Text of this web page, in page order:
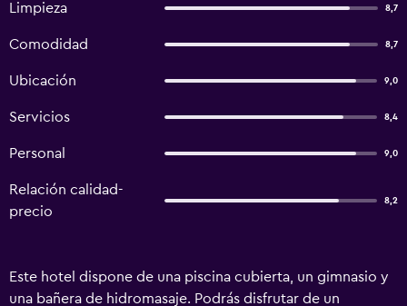
Limpieza 8,7
Comodidad 8,7
Ubicación 9,0
Servicios 8,4
Personal 9,0
Relación calidad-
precio
8,2
Este hotel dispone de una piscina cubierta, un gimnasio y
una bañera de hidromasaje. Podrás disfrutar de un